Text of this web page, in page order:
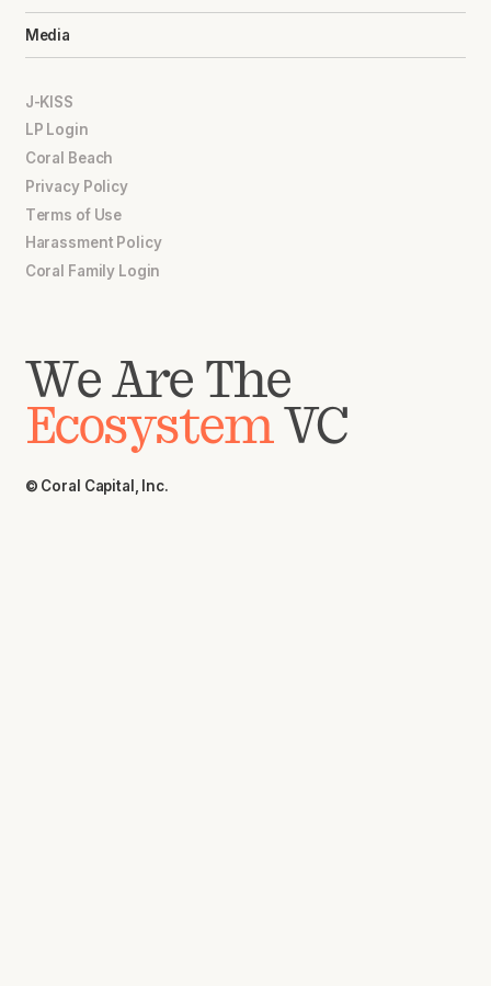
Media
J-KISS
LP Login
Coral Beach
Privacy Policy
Terms of Use
Harassment Policy
Coral Family Login
We Are The
EcosystemVC
© Coral Capital, Inc.